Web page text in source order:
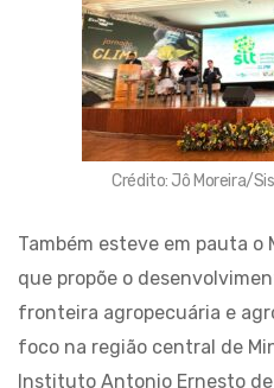
Crédito: Jô Moreira/
Também esteve em pauta o
que propõe o
fronteira agropecuária e
foco na região central de
Instituto Antonio Ernesto